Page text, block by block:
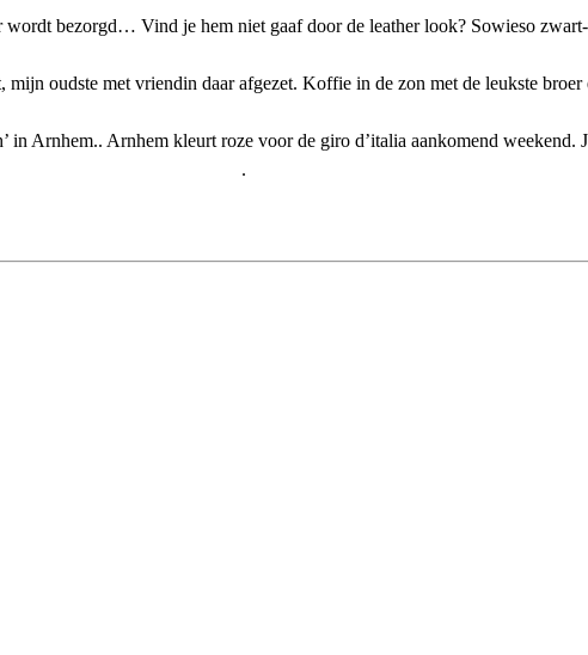
wordt bezorgd… Vind je hem niet gaaf door de leather look? Sowieso
mijn oudste met vriendin daar afgezet. Koffie in de zon met de leukste broer
in Arnhem.. Arnhem kleurt roze voor de giro d’italia aankomend weekend.
.